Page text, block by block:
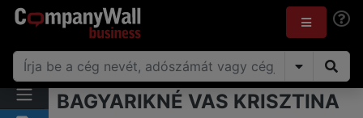
BAGYARIKNÉ VAS KRISZTINA